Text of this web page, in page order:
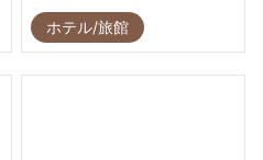
ホテル/旅館